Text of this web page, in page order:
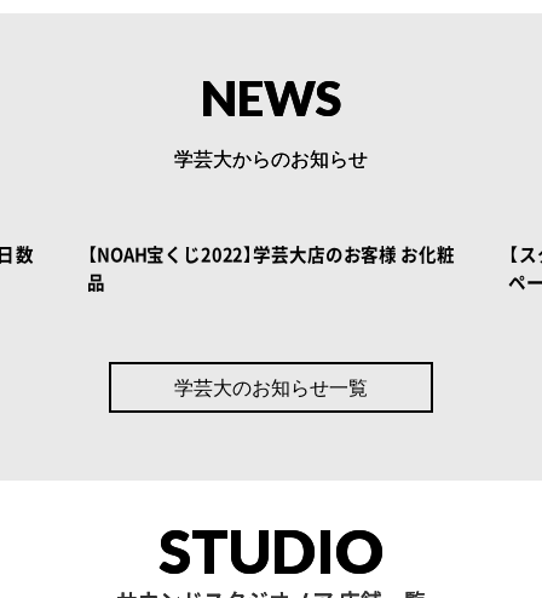
NEWS
学芸大からのお知らせ
数
【NOAH宝くじ2022】学芸大店のお客様 お化粧
品
【
ペ
学芸大のお知らせ一覧
STUDIO